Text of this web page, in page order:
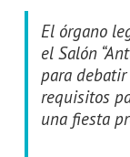
El órgano
el Salón
para
requisitos
una fiesta